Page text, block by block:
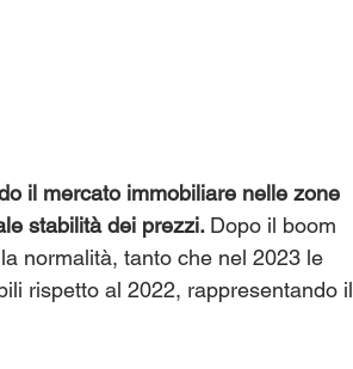
il mercato immobiliare nelle zone
stabilità dei prezzi. Dopo il boom
normalità, tanto che nel 2023 le
rispetto al 2022, rappresentando il